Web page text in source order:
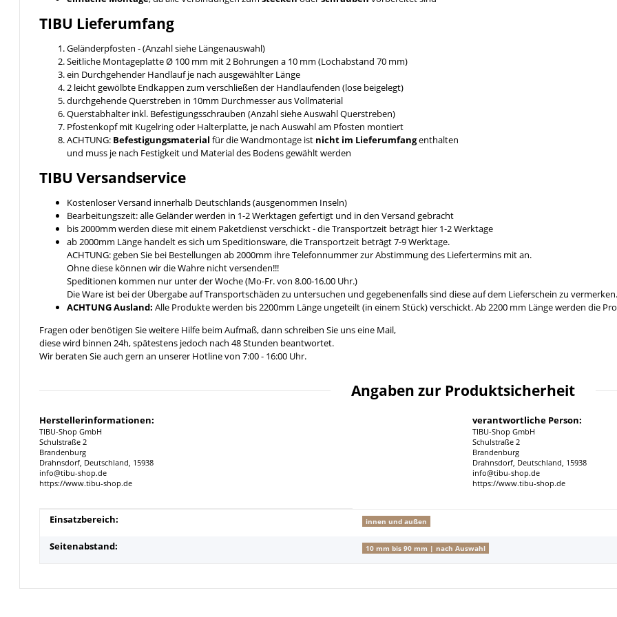
TIBU Lieferumfang
Geländerpfosten - (Anzahl siehe Längenauswahl)
Seitliche Montageplatte Ø 100 mm mit 2 Bohrungen a 10 mm (Lochabstand 70 mm)
ein Durchgehender Handlauf je nach ausgewählter Länge
2 leicht gewölbte Endkappen zum verschließen der Handlaufenden (lose beigelegt)
durchgehende Querstreben in 10mm Durchmesser aus Vollmaterial
Querstabhalter inkl. Befestigungsschrauben (Anzahl siehe Auswahl Querstreben)
Pfostenkopf mit Kugelring oder Halterplatte, je nach Auswahl am Pfosten montiert
ACHTUNG: Befestigungsmaterial für die Wandmontage ist nicht im Lieferumfangenthalten
und muss je nach Festigkeit und Material des Bodens gewählt werden
TIBU Versandservice
Kostenloser Versand innerhalb Deutschlands (ausgenommen Inseln)
Bearbeitungszeit: alle Geländer werden in 1-2 Werktagen gefertigt und in den Versand gebracht
bis 2000mm werden diese mit einem Paketdienst verschickt - die Transportzeit beträgt hier 1-2 Werktage
ab 2000mm Länge handelt es sich um Speditionsware, die Transportzeit beträgt 7-9 Werktage.
ACHTUNG: geben Sie bei Bestellungen ab 2000mm ihre Telefonnummer zur Abstimmung des Liefertermins mit an.
Ohne diese können wir die Wahre nicht versenden!!!
Speditionen kommen nur unter der Woche (Mo-Fr. von 8.00-16.00 Uhr.)
Die Ware ist bei der Übergabe auf Transportschäden zu untersuchen und gegebenenfalls sind diese auf dem Lieferschein zu vermerken.
ACHTUNG Ausland: Alle Produkte werden bis 2200mm Länge ungeteilt (in einem Stück) verschickt. Ab 2200 mm Länge werden die
Fragen oder benötigen Sie weitere Hilfe beim Aufmaß, dann schreiben Sie uns eine Mail,
diese wird binnen 24h, spätestens jedoch nach 48 Stunden beantwortet.
Wir beraten Sie auch gern an unserer Hotline von 7:00 - 16:00 Uhr.
Angaben zur Produktsicherheit
Herstellerinformationen:
TIBU-Shop GmbH
Schulstraße 2
Brandenburg
Drahnsdorf, Deutschland, 15938
info@tibu-shop.de
https://www.tibu-shop.de
verantwortliche Person:
TIBU-Shop GmbH
Schulstraße 2
Brandenburg
Drahnsdorf, Deutschland, 15938
info@tibu-shop.de
https://www.tibu-shop.de
Produkteigenschaft
Wert
Einsatzbereich: innen und außen
Seitenabstand: 10 mm bis 90 mm | nach Auswahl